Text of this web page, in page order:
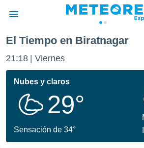
de
por
se
calidad.
a este
las
El Tiempo en Biratnagar
21:18 Viernes
Nubes y claros
29°
Sensación de 34°